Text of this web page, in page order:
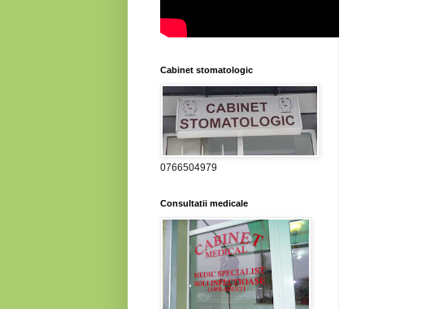
Cabinet stomatologic
0766504979
Consultatii medicale